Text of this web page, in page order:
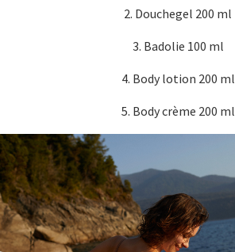
2. Douchegel 200 ml
3. Badolie 100 ml
4. Body lotion 200 ml
5. Body crème 200 ml